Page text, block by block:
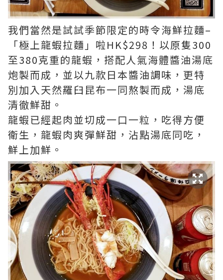
我們當然是試試季節限定的時令海鮮拉麵–
「極上龍蝦拉麵」啦HK$298！以原隻300
至380克重的龍蝦，搭配人氣海體醬油湯底
炮製而成，並以九款日本醬油調味，更特
別加入天然羅臼昆布一同熬製而成，湯底
清徹鮮甜。
龍蝦已經起肉並切成一口一粒，吃得方便
衛生，龍蝦肉爽彈鮮甜，沾點湯底同吃，
鮮上加鮮。